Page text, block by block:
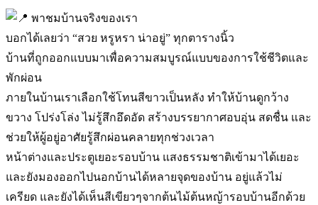
พาชมบ้านจริงของเรา
บอกได้เลยว่า “สวย หรูหรา น่าอยู่” ทุกตารางนิ้ว
บ้านที่ถูกออกแบบมาเพื่อความสมบูรณ์แบบของการใช้ชีวิตและ
พักผ่อน
ภายในบ้านเราเลือกใช้โทนสีขาวเป็นหลัง ทำให้บ้านดูกว้าง
ขวาง โปร่งโล่ง ไม่รู้สึกอึดอัด สร้างบรรยากาศอบอุ่น สดชื่น และ
ช่วยให้ผู้อยู่อาศัยรู้สึกผ่อนคลายทุกช่วงเวลา
หน้าต่างและประตูเยอะรอบบ้าน แสงธรรมชาติเข้ามาได้เยอะ
และยังมองออกไปนอกบ้านได้หลายจุดของบ้าน อยู่แล้วไม่
เครียด และยังได้เห็นสีเขียวๆจากต้นไม้ต้นหญ้ารอบบ้านอีกด้วย